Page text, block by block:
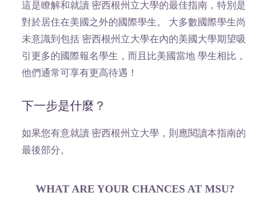
這是瞭解和就讀 密西根州立大學的最佳指南，特別是
對於居住在美國之外的國際學生。 大多數國際學生尚
未意識到包括 密西根州立大學在內的美國大學期望吸
引更多的國際報名學生，而且比美國當地 學生相比，
他們通常可享有更高待遇！
下一步是什麼？
如果您有意就讀 密西根州立大學，則應閱讀本指南的
最後部分。
WHAT ARE YOUR CHANCES AT MSU?